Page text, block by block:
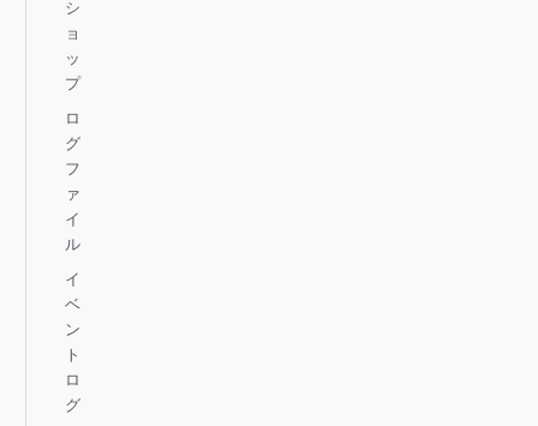
シ
ョ
ッ
プ
ロ
グ
フ
ァ
イ
ル
イ
ベ
ン
ト
ロ
グ